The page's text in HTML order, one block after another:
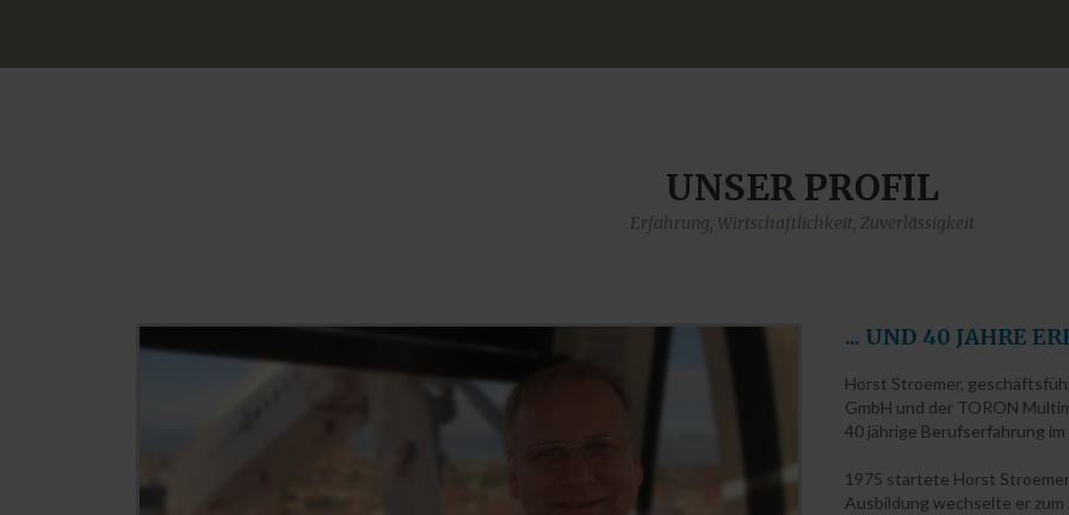
UNSER PROFIL
Erfahrung, Wirtschaftlichkeit, Zuverlässigkeit
... UND 40 JAHRE
Horst Stroemer,
GmbH und der TORON
40 jährige Berufserfahrung
1975 startete Horst
Ausbildung wechselte er